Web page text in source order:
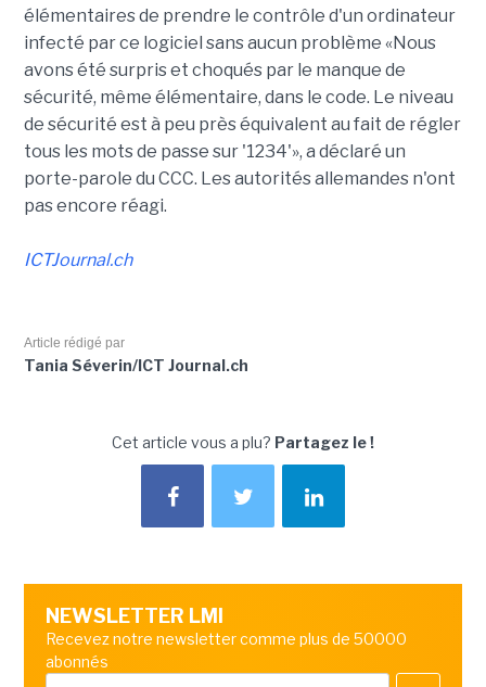
élémentaires de prendre le contrôle d'un ordinateur
infecté par ce logiciel sans aucun problème «Nous
avons été surpris et choqués par le manque de
sécurité, même élémentaire, dans le code. Le niveau
de sécurité est à peu près équivalent au fait de régler
tous les mots de passe sur '1234'», a déclaré un
porte-parole du CCC. Les autorités allemandes n'ont
pas encore réagi.
ICTJournal.ch
Article rédigé par
Tania Séverin/ICT Journal.ch
Cet article vous a plu? Partagez le !
NEWSLETTER LMI
Recevez notre newsletter comme plus de 50000
abonnés